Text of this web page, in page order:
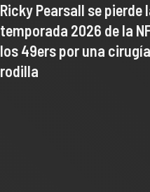
Ricky Pearsall se pierde
temporada 2026 de la
los 49ers por una
rodilla